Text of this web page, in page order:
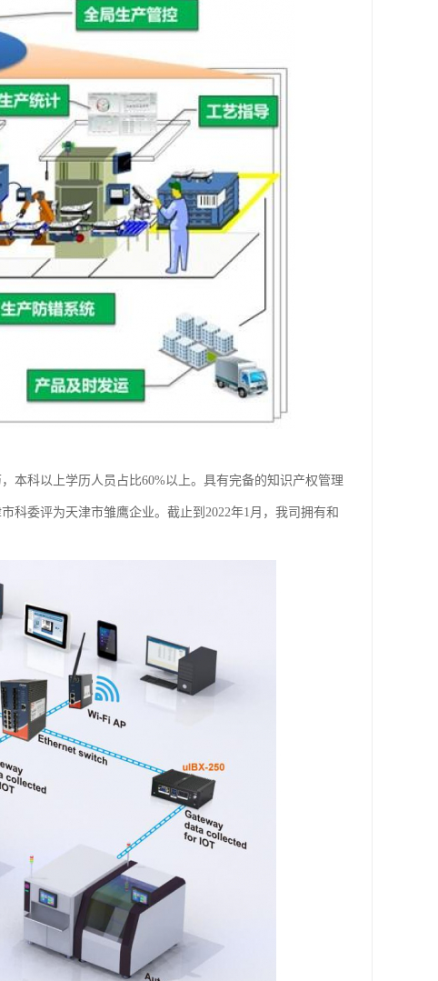
本科以上学历人员占比60%以上。具有完备的知识产权管理
科委评为天津市雏鹰企业。截止到2022年1月，我司拥有和